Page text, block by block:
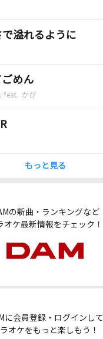
溢れるように
めん
feat. かぴ
もっと見る
の新曲・ランキングなど
オケ最新情報をチェック！
に会員登録・ログインして
オケをもっと楽しもう！